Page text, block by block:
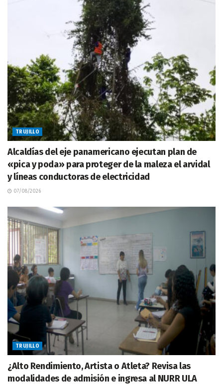
TRUJILLO
Alcaldías del eje panamericano ejecutan plan de
«pica y poda» para proteger de la maleza el arvidal
y líneas conductoras de electricidad
07/08/2026
TRUJILLO
¿Alto Rendimiento, Artista o Atleta? Revisa las
modalidades de admisión e ingresa al NURR ULA